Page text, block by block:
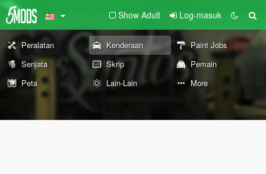
Show Adult Log-masuk
Peralatan Kenderaan
Paint Jobs
Senjata
Skrip
Pemain
Peta
Lain-Lain More